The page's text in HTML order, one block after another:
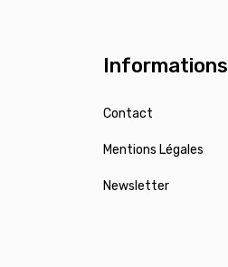
Informations
Contact
Mentions Légales
Newsletter